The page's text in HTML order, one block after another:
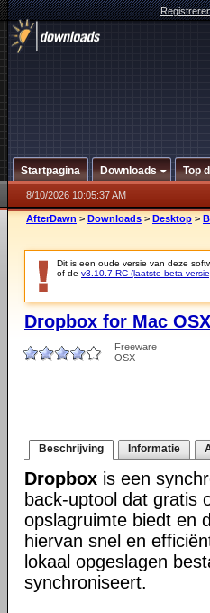
Startpagina Downloads Top
8/10/2026 10:05:37 AM
AfterDawn > Downloads > Desktop >
Dit is een oude versie van deze
of de v3.10.7 RC (laatste beta
Dropbox for Mac
Freeware
OSX
Beschrijving Informatie
Dropbox is een
back-uptool dat gratis
opslagruimte biedt en
hiervan snel en
lokaal opgeslagen
synchroniseert.